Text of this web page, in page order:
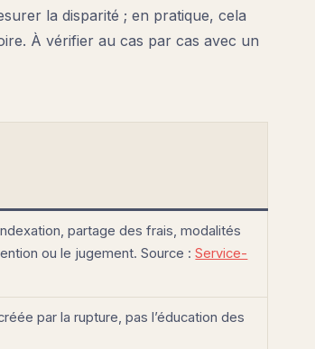
la disparité ; en pratique, cela
À vérifier au cas par cas avec un
partage des frais, modalités
ou le jugement. Source :Service-
par la rupture, pas l’éducation des